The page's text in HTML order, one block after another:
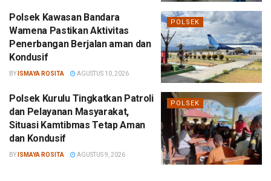
POLSEK
Polsek Kawasan Bandara
Wamena Pastikan Aktivitas
Penerbangan Berjalan aman dan
Kondusif
BY ISMAYA ROSITA AGUSTUS 10, 2026
POLSEK
Polsek Kurulu Tingkatkan Patroli
dan Pelayanan Masyarakat,
Situasi Kamtibmas Tetap Aman
dan Kondusif
BY ISMAYA ROSITA AGUSTUS 9, 2026